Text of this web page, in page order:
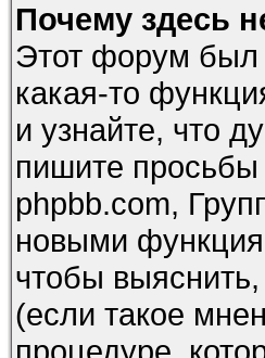
Почему здесь
Этот форум был
какая-то
и узнайте, что
пишите
phpbb.com,
новыми
чтобы
(если такое